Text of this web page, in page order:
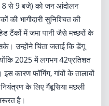
8 से 9 बजे) को जन आंदोलन
की भागीदारी सुनिश्चित की
टैंकों में जमा पानी जैसे मच्छरों के
उन्होंने चिंता जताई कि डेंगू
2025 में लगभग 42प्रतिशत
कारण फॉगिंग, गांवों के तालाबों
के लिए गैंबूसिया मछली
है।